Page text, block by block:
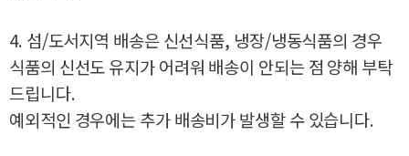
4. 섬/도서지역 배송은 신선식품, 냉장/냉동식품의 경우
식품의 신선도 유지가 어려워 배송이 안되는 점 양해 부탁
드립니다.
예외적인 경우에는 추가 배송비가 발생할 수 있습니다.